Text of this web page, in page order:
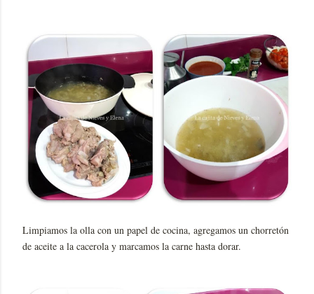
Limpiamos la olla con un papel de cocina, agregamos un chorretón
de aceite a la cacerola y marcamos la carne hasta dorar.